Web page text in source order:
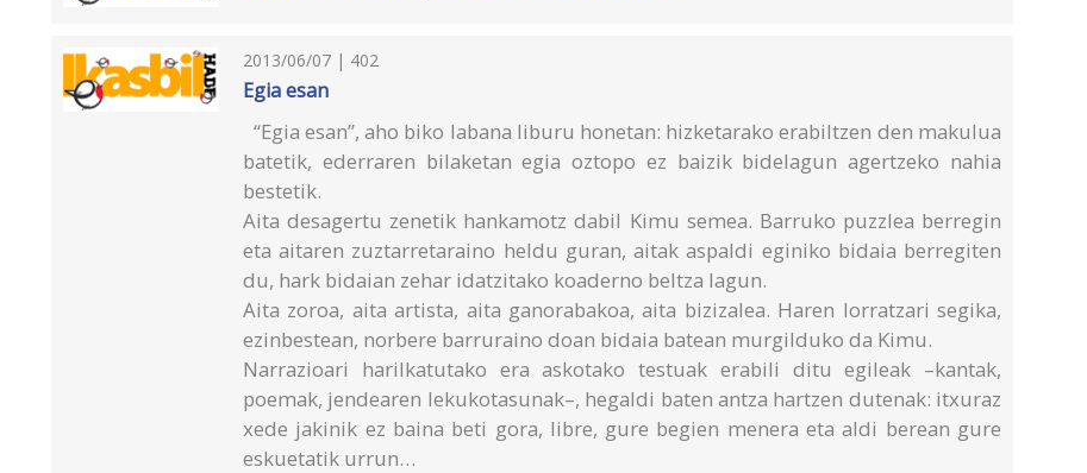
2013/06/07 | 402
Egia esan
“Egia esan”, aho biko labana liburu honetan: hizketarako erabiltzen den makulua
batetik, ederraren bilaketan egia oztopo ez baizik bidelagun agertzeko nahia
bestetik.
Aita desagertu zenetik hankamotz dabil Kimu semea. Barruko puzzlea berregin
eta aitaren zuztarretaraino heldu guran, aitak aspaldi eginiko bidaia berregiten
du, hark bidaian zehar idatzitako koaderno beltza lagun.
Aita zoroa, aita artista, aita ganorabakoa, aita bizizalea. Haren lorratzari segika,
ezinbestean, norbere barruraino doan bidaia batean murgilduko da Kimu.
Narrazioari harilkatutako era askotako testuak erabili ditu egileak –kantak,
poemak, jendearen lekukotasunak–, hegaldi baten antza hartzen dutenak: itxuraz
xede jakinik ez baina beti gora, libre, gure begien menera eta aldi berean gure
eskuetatik urrun…